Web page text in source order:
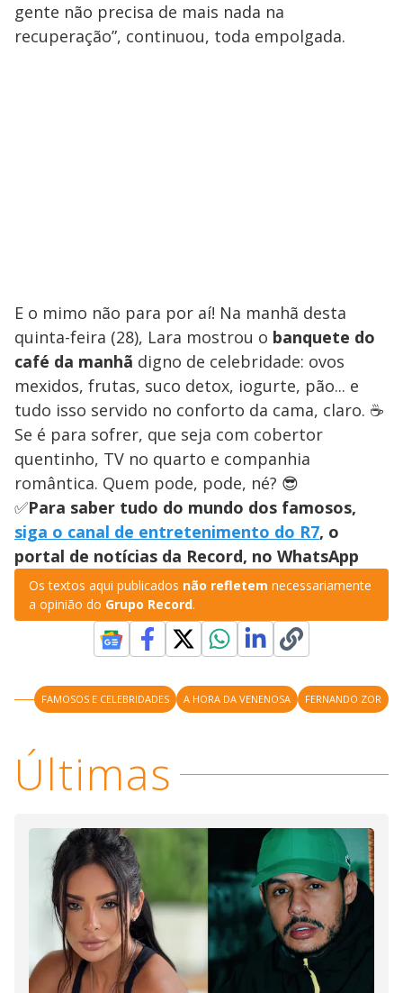
gente não precisa de mais nada na
recuperação”, continuou, toda empolgada.
E o mimo não para por aí! Na manhã desta
quinta-feira (28), Lara mostrou o banquete do
café da manhã digno de celebridade: ovos
mexidos, frutas, suco detox, iogurte, pão... e
tudo isso servido no conforto da cama, claro. ☕
Se é para sofrer, que seja com cobertor
quentinho, TV no quarto e companhia
romântica. Quem pode, pode, né? 😎
✅Para saber tudo do mundo dos famosos,
siga o canal de entretenimento do R7, o
portal de notícias da Record, no WhatsApp
Os textos aqui publicados não refletem necessariamente
a opinião do Grupo Record.
FAMOSOS E CELEBRIDADES A HORA DA VENENOSA FERNANDO ZOR
Últimas